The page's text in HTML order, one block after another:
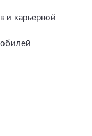
и карьерной